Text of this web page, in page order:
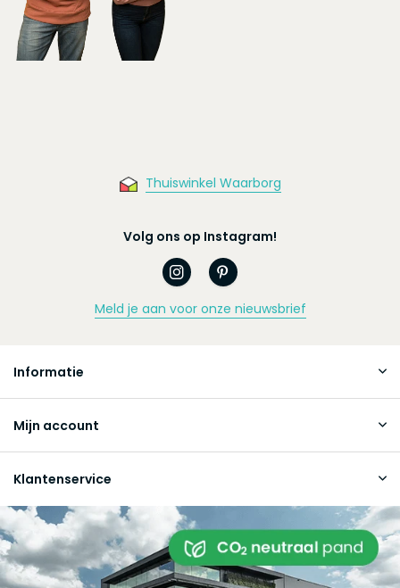
Thuiswinkel Waarborg
Volg ons op Instagram!
Meld je aan voor onze nieuwsbrief
Informatie
Mijn account
Klantenservice